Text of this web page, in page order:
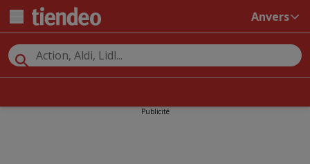
Anvers
Publicité